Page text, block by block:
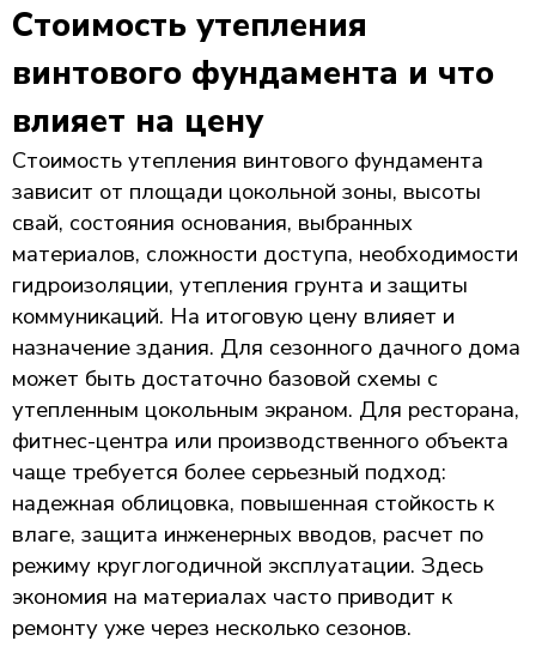
Стоимость утепления
винтового фундамента и что
влияет на цену
Стоимость утепления винтового фундамента
зависит от площади цокольной зоны, высоты
свай, состояния основания, выбранных
материалов, сложности доступа, необходимости
гидроизоляции, утепления грунта и защиты
коммуникаций. На итоговую цену влияет и
назначение здания. Для сезонного дачного дома
может быть достаточно базовой схемы с
утепленным цокольным экраном. Для ресторана,
фитнес-центра или производственного объекта
чаще требуется более серьезный подход:
надежная облицовка, повышенная стойкость к
влаге, защита инженерных вводов, расчет по
режиму круглогодичной эксплуатации. Здесь
экономия на материалах часто приводит к
ремонту уже через несколько сезонов.